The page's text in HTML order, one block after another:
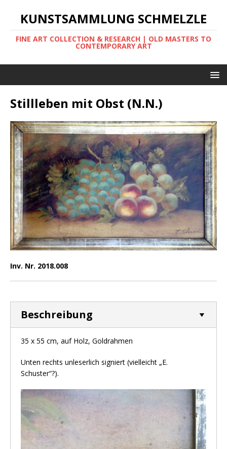
KUNSTSAMMLUNG SCHMELZLE
FINE ART COLLECTION & RESEARCH | OLD MASTERS TO
CONTEMPORARY ART
Stillleben mit Obst (N.N.)
Inv. Nr. 2018.008
Beschreibung
35 x 55 cm, auf Holz, Goldrahmen
Unten rechts unleserlich signiert (vielleicht „E.
Schuster“?).